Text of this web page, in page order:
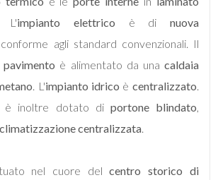
L'impianto elettrico è di nuova
agli standard convenzionali. Il
è alimentato da una caldaia
. L'impianto idrico è centralizzato.
è inoltre dotato di portone blindato,
climatizzazione centralizzata.
nel cuore delcentro storico di